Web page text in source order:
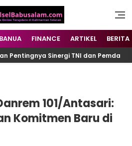
Kalsel,
Nusantara
FINANCE ARTIKEL BERITA
Sinergi TNI dan Pemda
101/Antasari:
Komitmen Baru di